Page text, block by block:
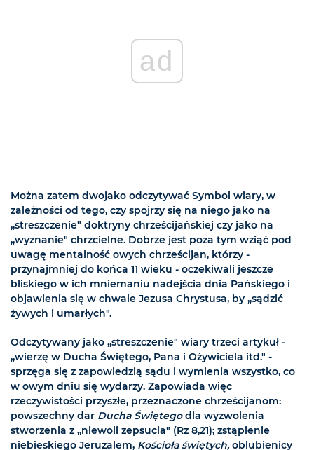
ad
Można zatem dwojako odczytywać Symbol wiary, w
zależności od tego, czy spojrzy się na niego jako na
„streszczenie" doktryny chrześcijańskiej czy jako na
„wyznanie" chrzcielne. Dobrze jest poza tym wziąć pod
uwagę mentalność owych chrześcijan, którzy -
przynajmniej do końca 11 wieku - oczekiwali jeszcze
bliskiego w ich mniemaniu nadejścia dnia Pańskiego i
objawienia się w chwale Jezusa Chrystusa, by „sądzić
żywych i umarłych".
Odczytywany jako „streszczenie" wiary trzeci artykuł -
„wierzę w Ducha Świętego, Pana i Ożywiciela itd." -
sprzęga się z zapowiedzią sądu i wymienia wszystko, co
w owym dniu się wydarzy. Zapowiada więc
rzeczywistości przyszłe, przeznaczone chrześcijanom:
powszechny dar Ducha Świętegodla wyzwolenia
stworzenia z „niewoli zepsucia" (Rz 8,21); zstąpienie
niebieskiego Jeruzalem, Kościoła świętych,oblubienicy